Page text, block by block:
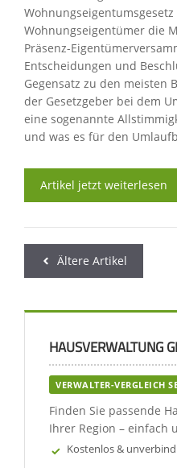
Wohnungseigentümer die
Präsenz-
Entscheidungen und
Gegensatz zu den meisten
der Gesetzgeber bei dem
eine sogenannte
und was es für den
Artikel jetzt weiterlesen
Ältere Artikel
HAUSVERWALTUNG
VERWALTER-VERGLEICH
Finden Sie passende
Ihrer Region – einfach
Kostenlos &